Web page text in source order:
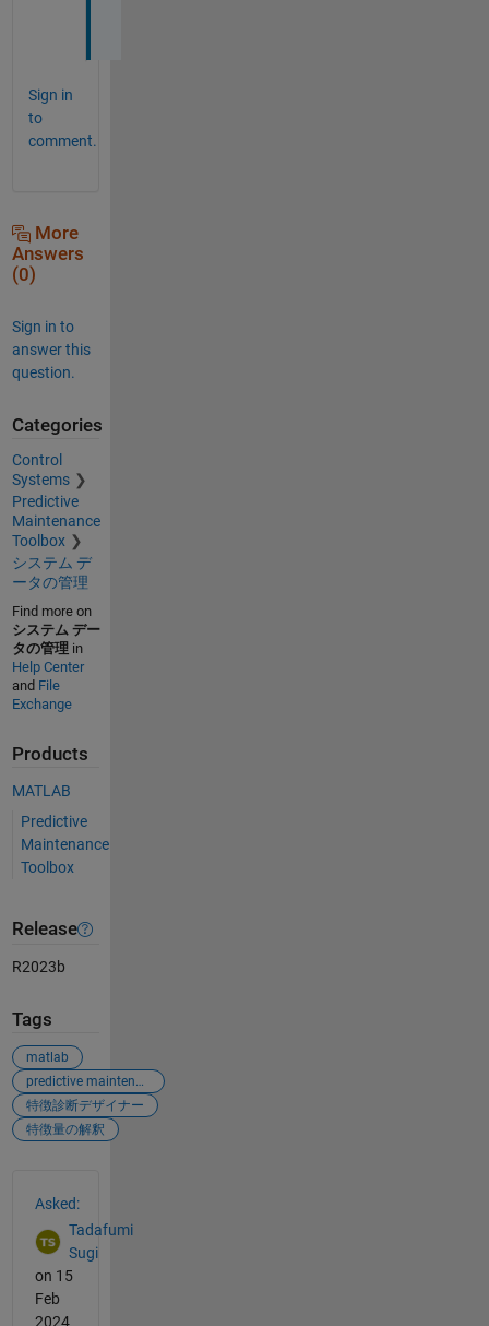
Sign in
to
comment.
More
Answers
(0)
Sign in to
answer this
question.
Categories
Control
Systems
Predictive
Maintenance
Toolbox
システム デ
ータの管理
Find more on
システム デー
タの管理in
Help Center
and File
Exchange
Products
MATLAB
Predictive
Maintenance
Toolbox
Release
R2023b
Tags
matlab
predictive maintenance
特徴診断デザイナー
特徴量の解釈
Asked:
Tadafumi
Sugi
on 15
Feb
2024